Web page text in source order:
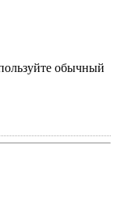
обычный